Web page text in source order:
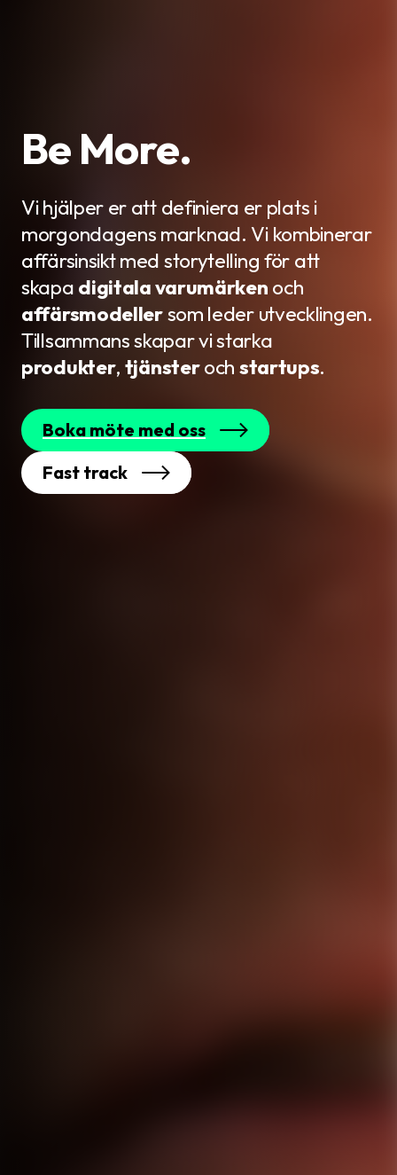
Be More.
Vi hjälper er att definiera er plats i
morgondagens marknad. Vi kombinerar
affärsinsikt med storytelling för att
skapa digitala varumärken och
affärsmodellersom leder utvecklingen.
Tillsammans skapar vi starka
produkter, tjänsteroch startups.
Boka möte med oss
Fast track